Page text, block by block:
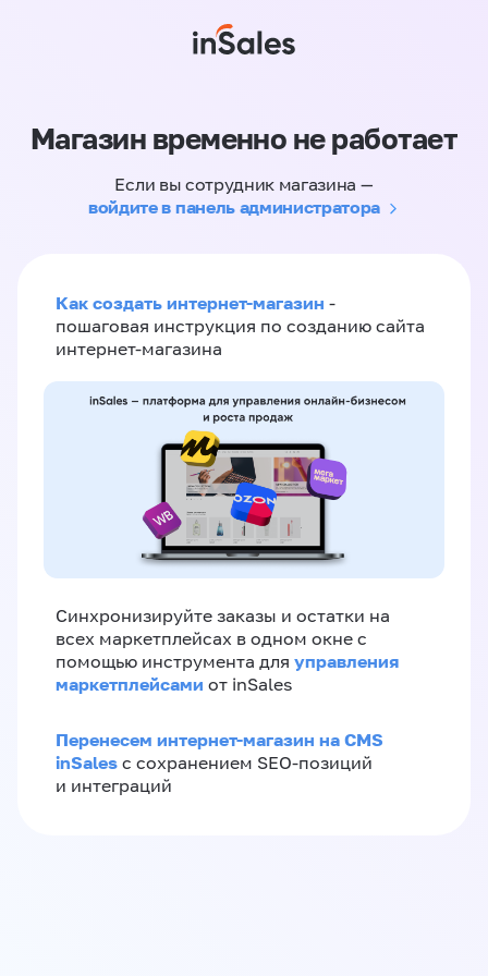
Магазин временно не работает
Если вы сотрудник магазина —
войдите в панель администратора
Как создать интернет-магазин -
пошаговая инструкция по созданию сайта
интернет-магазина
Синхронизируйте заказы и остатки на
всех маркетплейсах в одном окне с
помощью инструмента для управления
маркетплейсами от inSales
Перенесем интернет-магазин на CMS
inSales с сохранением SEO-позиций
и интеграций